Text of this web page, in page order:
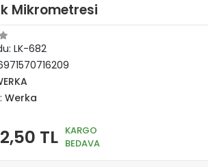
Mikrometresi
LK-682
Werka
TL KARGO
BEDAVA